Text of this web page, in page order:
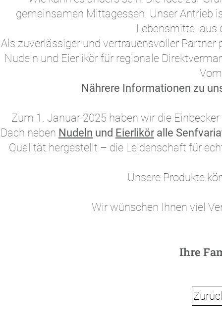
gemeinsamen Mittagessen. Unser Antrieb
Lebensmittel aus
Als zuverlässiger und vertrauensvoller
Nudeln und Eierlikör für regionale
Nährere Informationen zu
Zum 1. Januar 2025 haben wir die
Dach neben Nudeln und Eierlikör alle
Qualität hergestellt – die Leidenschaft für
Unsere Produkte
Wir wünschen Ihnen viel
Ihre